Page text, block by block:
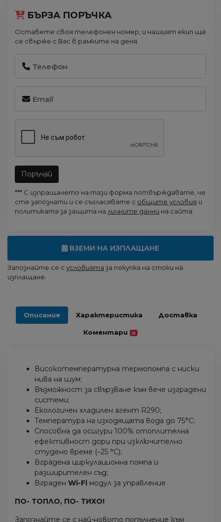
БЪРЗА ПОРЪЧКА
Оставете своя телефонен номер, и нашият екип ще
се свърже с Вас в рамките на деня.
Поръчай
*** С изпращането на тази форма потвърждавате, че
сте запознати и се съгласявате с общите условия и
политиката за защита на личните данни на сайта.
ВЗЕМИ НА ИЗПЛАЩАНЕ
Запознайте се с условията за покупка на стоки на
изплащане.
Описание Характеристика Доставка
Коментари 0
Високотемпературна термопомпа с ниски
нива на шум;
Възможност за свързване към вече изградени
системи;
Екологичен хладилен агент R290;
Температура на изходящата вода до 75°C;
Способна да осигури 100% отоплителна
ефективност дори при изключително
студено време (–25 °C);
Вградена циркулационна помпа и
разширителен съд;
Вграден Wi-Fi модул за управление
ПО- ТОПЛО, ПО- ТИХО!
Запознайте се с най-новото попълнение към